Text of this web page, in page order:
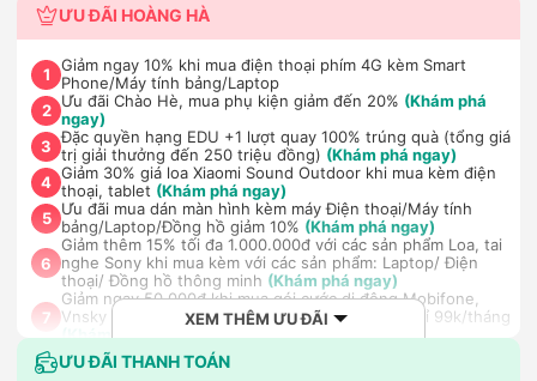
ƯU ĐÃI HOÀNG HÀ
1
Giảm ngay 10% khi mua điện thoại phím 4G kèm Smart
Phone/Máy tính bảng/Laptop
2 Ưu đãi Chào Hè, mua phụ kiện giảm đến 20% (Khám phá
ngay)
3 Đặc quyền hạng EDU +1 lượt quay 100% trúng quà (tổng giá
trị giải thưởng đến 250 triệu đồng) (Khám phá ngay)
4 Giảm 30% giá loa Xiaomi Sound Outdoor khi mua kèm điện
thoại, tablet (Khám phá ngay)
5 Ưu đãi mua dán màn hình kèm máy Điện thoại/Máy tính
bảng/Laptop/Đồng hồ giảm 10% (Khám phá ngay)
6
Giảm thêm 15% tối đa 1.000.000đ với các sản phẩm Loa, tai
nghe Sony khi mua kèm với các sản phẩm: Laptop/ Điện
thoại/ Đồng hồ thông minh (Khám phá ngay)
7
Giảm ngay 50.000đ khi mua gói cước di động Mobifone,
Vnsky lên tới 6GB data/ngày - Trải nghiệm 5G chỉ 99k/tháng
(Khám phá ngay)
8 Nhận báo giá tốt nhất cho khách hàng doanh nghiệp B2B
khi mua số lượng lớn(Khám phá ngay)
XEM THÊM ƯU ĐÃI
ƯU ĐÃI THANH TOÁN